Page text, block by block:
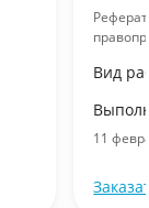
Вид
11